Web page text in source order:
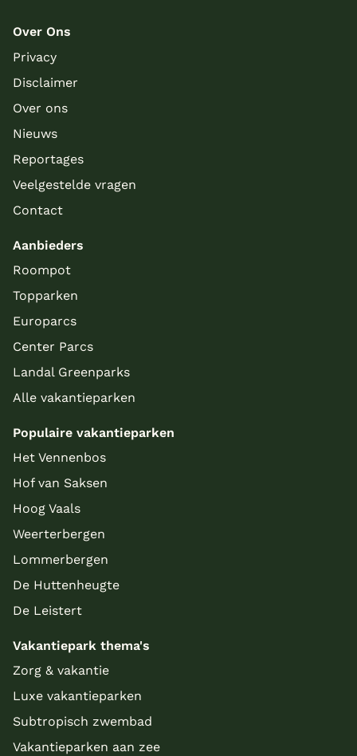
Over Ons
Privacy
Disclaimer
Over ons
Nieuws
Reportages
Veelgestelde vragen
Contact
Aanbieders
Roompot
Topparken
Europarcs
Center Parcs
Landal Greenparks
Alle vakantieparken
Populaire vakantieparken
Het Vennenbos
Hof van Saksen
Hoog Vaals
Weerterbergen
Lommerbergen
De Huttenheugte
De Leistert
Vakantiepark thema's
Zorg & vakantie
Luxe vakantieparken
Subtropisch zwembad
Vakantieparken aan zee